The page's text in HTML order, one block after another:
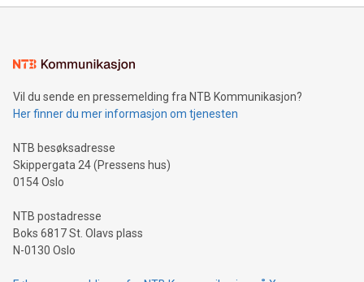
Vil du sende en pressemelding fra NTB Kommunikasjon?
Her finner du mer informasjon om tjenesten
NTB besøksadresse
Skippergata 24 (Pressens hus)
0154 Oslo
NTB postadresse
Boks 6817 St. Olavs plass
N-0130 Oslo